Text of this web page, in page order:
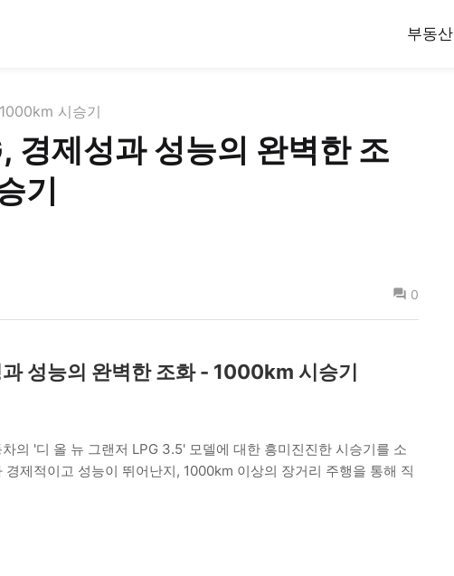
부동산
시승기
경제성과 성능의 완벽한 조
기
0
성능의 완벽한 조화 - 1000km 시승기
의 '디 올 뉴 그랜저 LPG 3.5' 모델에 대한 흥미진진한 시승기를 소
제적이고 성능이 뛰어난지, 1000km 이상의 장거리 주행을 통해 직